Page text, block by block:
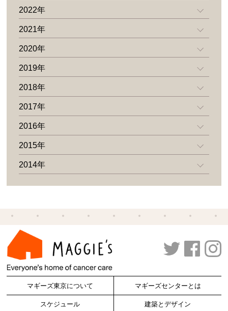
2022年
2021年
2020年
2019年
2018年
2017年
2016年
2015年
2014年
マギーズ東京について マギーズセンターとは
スケジュール 建築とデザイン